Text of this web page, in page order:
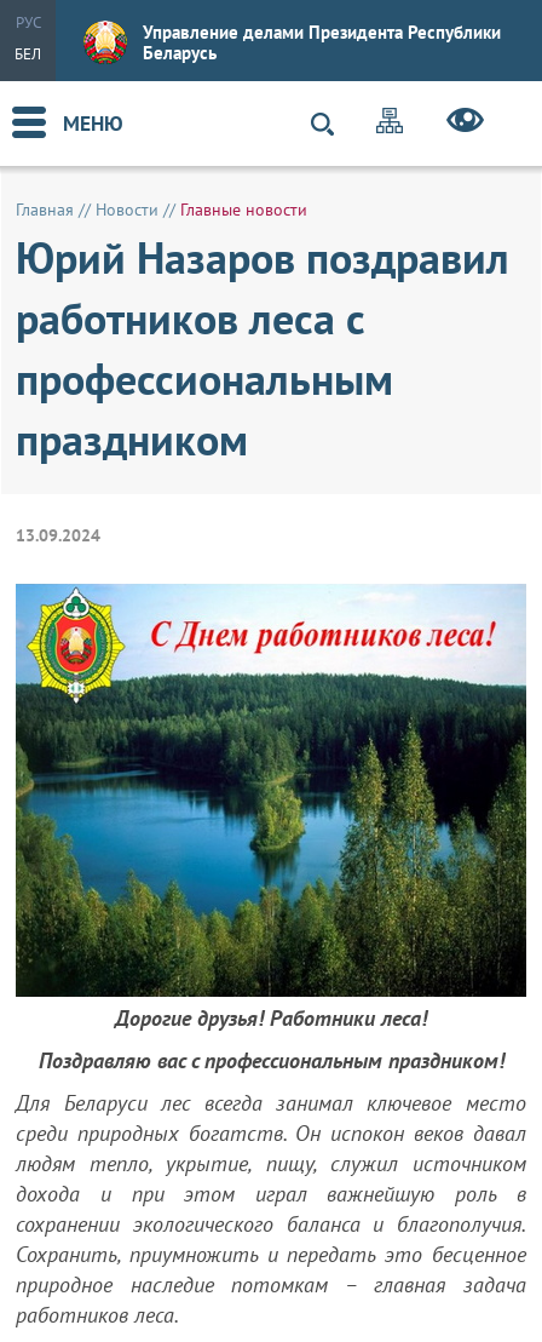
РУС
БЕЛ
Управление делами Президента Республики
Беларусь
МЕНЮ
Главная // Новости // Главные новости
Юрий Назаров поздравил
работников леса с
профессиональным
праздником
13.09.2024
Дорогие друзья! Работники леса!
Поздравляю вас с профессиональным праздником!
Для Беларуси лес всегда занимал ключевое место
среди природных богатств. Он испокон веков давал
людям тепло, укрытие, пищу, служил источником
дохода и при этом играл важнейшую роль в
сохранении экологического баланса и благополучия.
Сохранить, приумножить и передать это бесценное
природное наследие потомкам – главная задача
работников леса.